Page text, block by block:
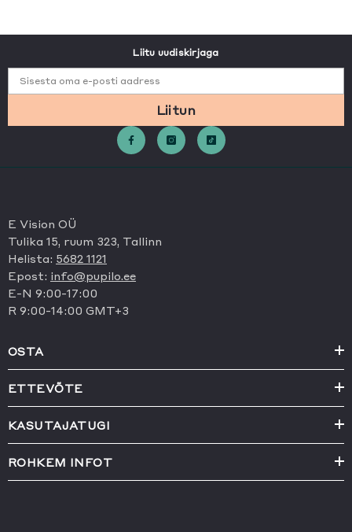
Liitu uudiskirjaga
Sisesta oma e-posti aadress
Liitun
E Vision OÜ
Tulika 15, ruum 323, Tallinn
Helista: 5682 1121
Epost: info@pupilo.ee
E-N 9:00-17:00
R 9:00-14:00 GMT+3
OSTA
ETTEVÕTE
KASUTAJATUGI
ROHKEM INFOT